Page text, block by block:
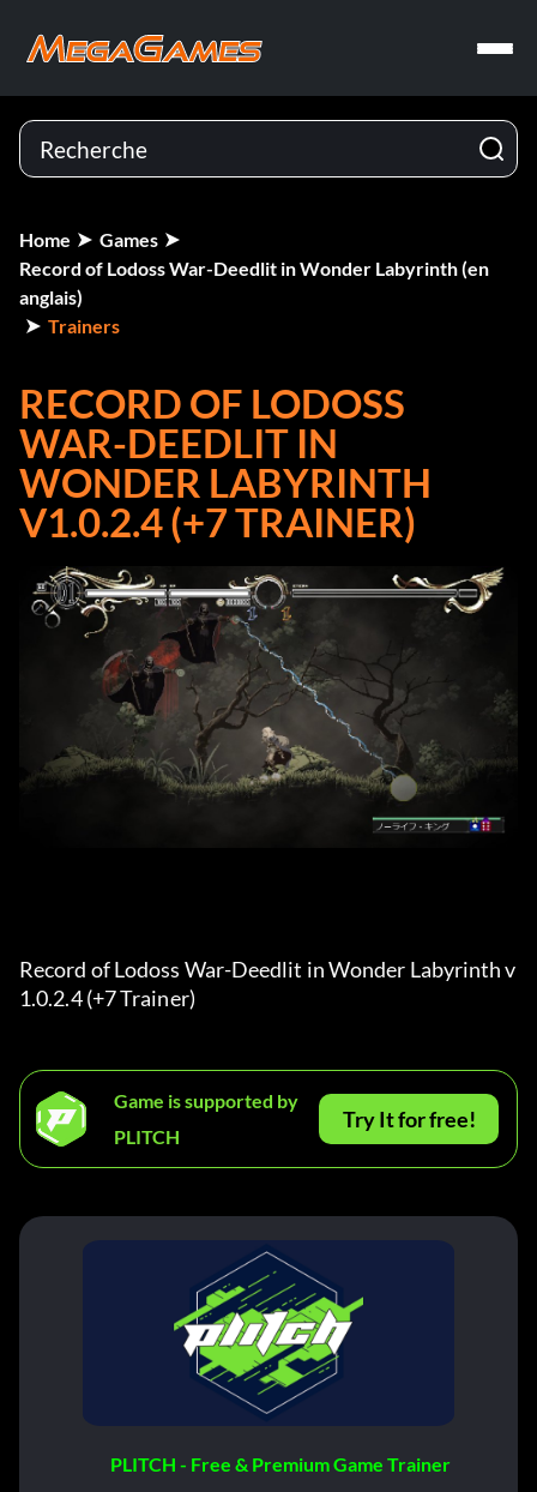
Home
Games
Record of Lodoss War-Deedlit in Wonder Labyrinth (en
anglais)
Trainers
RECORD OF LODOSS
WAR-DEEDLIT IN
WONDER LABYRINTH
V1.0.2.4 (+7 TRAINER)
Record of Lodoss War-Deedlit in Wonder Labyrinth v
1.0.2.4 (+7 Trainer)
Game is supported by
PLITCH
Try It for free!
PLITCH - Free & Premium Game Trainer